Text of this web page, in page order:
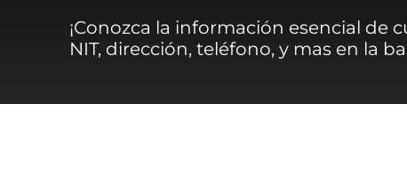
¡Conozca la información esencial de
NIT, dirección, teléfono, y mas en la